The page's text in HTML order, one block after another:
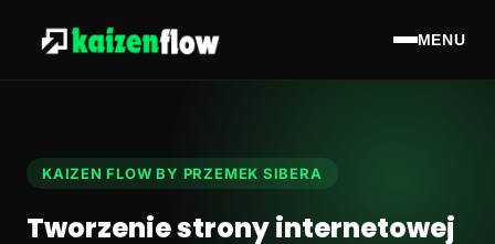
MENU
KAIZEN FLOW BY PRZEMEK SIBERA
Tworzenie strony internetowej